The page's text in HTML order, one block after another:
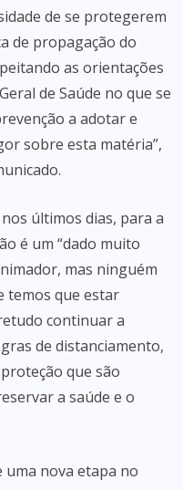
de se protegerem
de propagação do
as orientações
de Saúde no que se
a adotar e
sobre esta matéria”,
últimos dias, para a
é um “dado muito
mas ninguém
temos que estar
continuar a
de distanciamento,
que são
a saúde e o
uma nova etapa no